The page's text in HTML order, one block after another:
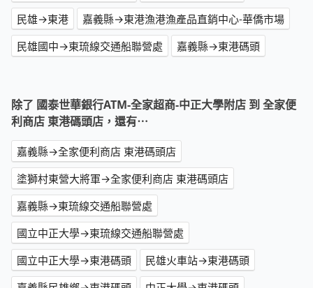
民雄→東港
嘉義縣→東港漁港漁產品直銷中心-華僑市場
民雄國中→東琉線交通船聯營處
嘉義縣→東港碼頭
除了 國泰世華銀行ATM-全家超商-中正大學附店 到 全家便
利商店 東港碼頭店，還有⋯
嘉義縣→全家便利商店 東港碼頭店
塗獅村東營大將軍→全家便利商店 東港碼頭店
嘉義縣→東琉線交通船聯營處
國立中正大學→東琉線交通船聯營處
國立中正大學→東港碼頭
民雄火車站→東港碼頭